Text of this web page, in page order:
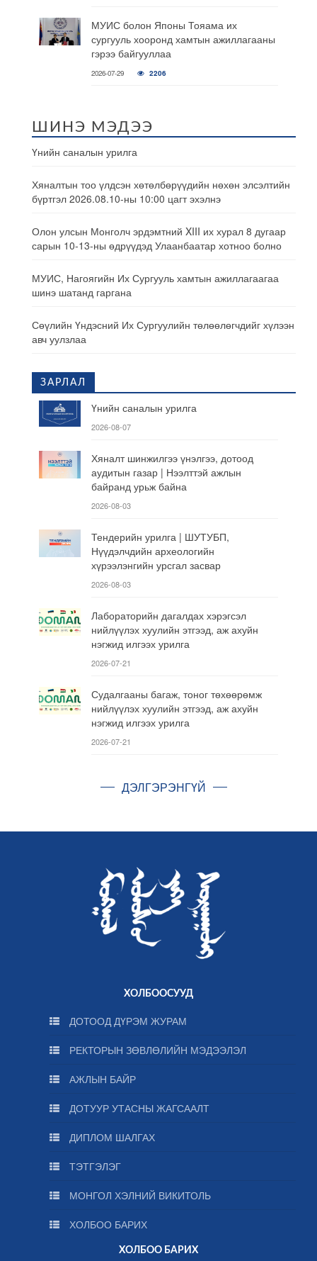
МУИС болон Японы Тояама их
сургууль хооронд хамтын ажиллагааны
гэрээ байгууллаа
2026-07-29 2206
ШИНЭ МЭДЭЭ
Үнийн саналын урилга
Хяналтын тоо үлдсэн хөтөлбөрүүдийн нөхөн элсэлтийн
бүртгэл 2026.08.10-ны 10:00 цагт эхэлнэ
Олон улсын Монголч эрдэмтний XIII их хурал 8 дугаар
сарын 10-13-ны өдрүүдэд Улаанбаатар хотноо болно
МУИС, Нагоягийн Их Сургууль хамтын ажиллагаагаа
шинэ шатанд гаргана
Сөүлийн Үндэсний Их Сургуулийн төлөөлөгчдийг хүлээн
авч уулзлаа
ЗАРЛАЛ
Үнийн саналын урилга
2026-08-07
Хяналт шинжилгээ үнэлгээ, дотоод
аудитын газар | Нээлттэй ажлын
байранд урьж байна
2026-08-03
Тендерийн урилга | ШУТУБП,
Нүүдэлчдийн археологийн
хүрээлэнгийн урсгал засвар
2026-08-03
Лабораторийн дагалдах хэрэгсэл
нийлүүлэх хуулийн этгээд, аж ахуйн
нэгжид илгээх урилга
2026-07-21
Судалгааны багаж, тоног төхөөрөмж
нийлүүлэх хуулийн этгээд, аж ахуйн
нэгжид илгээх урилга
2026-07-21
ДЭЛГЭРЭНГҮЙ
ХОЛБООСУУД
ДОТООД ДҮРЭМ ЖУРАМ
РЕКТОРЫН ЗӨВЛӨЛИЙН МЭДЭЭЛЭЛ
АЖЛЫН БАЙР
ДОТУУР УТАСНЫ ЖАГСААЛТ
ДИПЛОМ ШАЛГАХ
ТЭТГЭЛЭГ
МОНГОЛ ХЭЛНИЙ ВИКИТОЛЬ
ХОЛБОО БАРИХ
ХОЛБОО БАРИХ